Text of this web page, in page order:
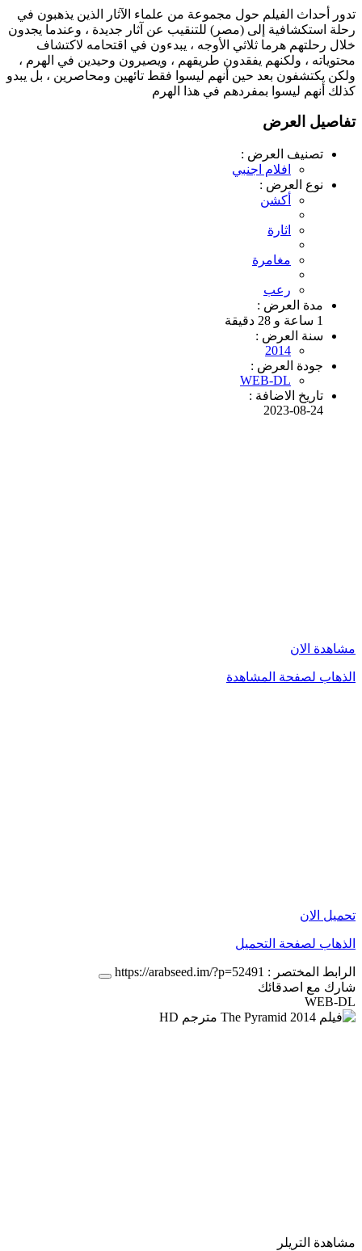
تدور أحداث الفيلم حول مجموعة من علماء الآثار الذين يذهبون في
رحلة استكشافية إلى (مصر) للتنقيب عن آثار جديدة ، وعندما يجدون
خلال رحلتهم هرما ثلاثي الأوجه ، يبدءون في اقتحامه لاكتشاف
محتوياته ، ولكنهم يفقدون طريقهم ، ويصيرون وحيدين في الهرم ،
ولكن يكتشفون بعد حين أنهم ليسوا فقط تائهين ومحاصرين ، بل يبدو
كذلك أنهم ليسوا بمفردهم في هذا الهرم
تفاصيل العرض
تصنيف العرض :
افلام اجنبي
نوع العرض :
أكشن
اثارة
مغامرة
رعب
مدة العرض :
1 ساعة و 28 دقيقة
سنة العرض :
2014
جودة العرض :
WEB-DL
تاريخ الاضافة :
2023-08-24
مشاهدة الان
الذهاب لصفحة المشاهدة
تحميل الان
الذهاب لصفحة التحميل
الرابط المختصر : https://arabseed.im/?p=52491
شارك مع اصدقائك
WEB-DL
مشاهدة التريلر